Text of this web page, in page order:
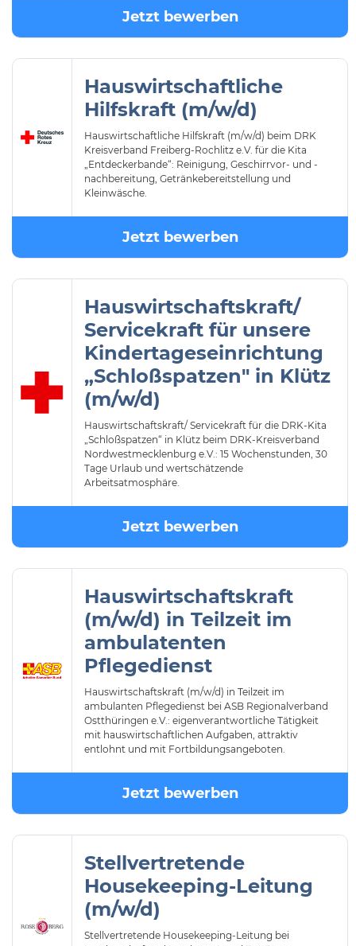
Jetzt bewerben
Hauswirtschaftliche
Hilfskraft (m/w/d)
Hauswirtschaftliche Hilfskraft (m/w/d) beim DRK
Kreisverband Freiberg-Rochlitz e.V. für die Kita
„Entdeckerbande“: Reinigung, Geschirrvor- und -
nachbereitung, Getränkebereitstellung und
Kleinwäsche.
Jetzt bewerben
Hauswirtschaftskraft/
Servicekraft für unsere
Kindertageseinrichtung
„Schloßspatzen" in Klütz
(m/w/d)
Hauswirtschaftskraft/ Servicekraft für die DRK-Kita
„Schloßspatzen“ in Klütz beim DRK-Kreisverband
Nordwestmecklenburg e.V.: 15 Wochenstunden, 30
Tage Urlaub und wertschätzende
Arbeitsatmosphäre.
Jetzt bewerben
Hauswirtschaftskraft
(m/w/d) in Teilzeit im
ambulatenten
Pflegedienst
Hauswirtschaftskraft (m/w/d) in Teilzeit im
ambulanten Pflegedienst bei ASB Regionalverband
Ostthüringen e.V.: eigenverantwortliche Tätigkeit
mit hauswirtschaftlichen Aufgaben, attraktiv
entlohnt und mit Fortbildungsangeboten.
Jetzt bewerben
Stellvertretende
Housekeeping-Leitung
(m/w/d)
Stellvertretende Housekeeping-Leitung bei